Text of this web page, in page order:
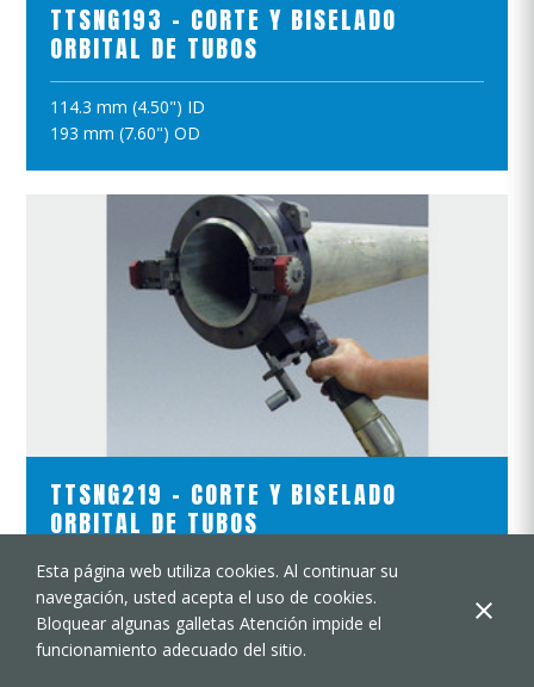
Esta página web utiliza cookies. Al continuar su
navegación, usted acepta el uso de cookies.
Bloquear algunas galletas Atención impide el
funcionamiento adecuado del sitio.
TTSNG193 - CORTE Y BISELADO
ORBITAL DE TUBOS
114.3 mm (4.50") ID
193 mm (7.60") OD
AÑADIR A LA CESTA
TTSNG219 - CORTE Y BISELADO
ORBITAL DE TUBOS
141.3 mm (5.56") ID
219.1 mm (8.63") OD
VER EL PRODUCTO
AÑADIR A LA CESTA